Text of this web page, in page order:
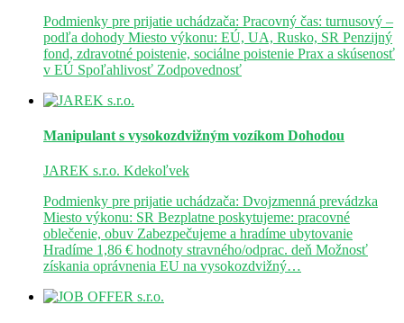
Podmienky pre prijatie uchádzača: Pracovný čas: turnusový –
podľa dohody Miesto výkonu: EÚ, UA, Rusko, SR Penzijný
fond, zdravotné poistenie, sociálne poistenie Prax a skúsenosť
v EÚ Spoľahlivosť Zodpovednosť
Manipulant s vysokozdvižným vozíkom Dohodou
JAREK s.r.o. Kdekoľvek
Podmienky pre prijatie uchádzača: Dvojzmenná prevádzka
Miesto výkonu: SR Bezplatne poskytujeme: pracovné
oblečenie, obuv Zabezpečujeme a hradíme ubytovanie
Hradíme 1,86 € hodnoty stravného/odprac. deň Možnosť
získania oprávnenia EU na vysokozdvižný…